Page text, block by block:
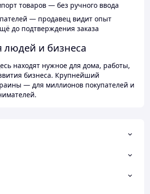
товаров — без ручного ввода
— продавец видит опыт
до подтверждения заказа
людей и бизнеса
находят нужное для дома, работы,
бизнеса. Крупнейший
— для миллионов покупателей и